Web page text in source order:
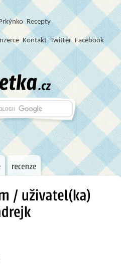
Recepty
Kontakt Twitter Facebook